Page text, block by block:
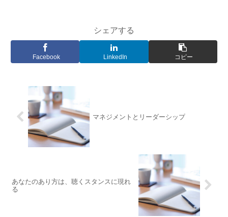
シェアする
Facebook LinkedIn コピー
マネジメントとリーダーシップ
あなたのあり方は、聴くスタンスに現れ
る